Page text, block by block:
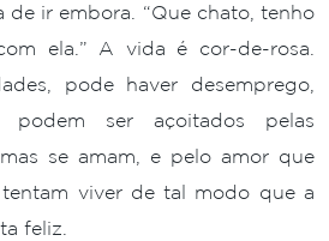
de ir embora. “Que chato, tenho
ela.” A vida é cor-de-rosa.
pode haver desemprego,
podem ser açoitados pelas
se amam, e pelo amor que
viver de tal modo que a
feliz.